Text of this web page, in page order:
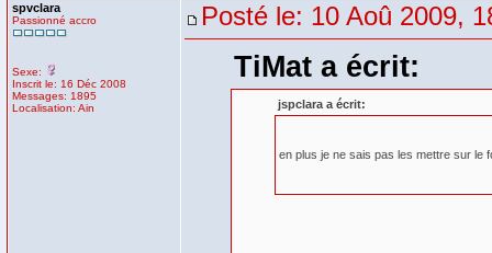
spvclara
Passionné accro
Sexe:
Inscrit le: 16 Déc 2008
Messages: 1895
Localisation: Ain
Posté le: 10 Aoû 2009,
TiMat a écrit:
jspclara a écrit:
en plus je ne sais pas les mettre sur le